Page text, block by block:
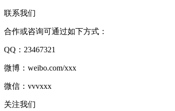
联系我们
合作或咨询可通过如下方式：
QQ：23467321
微博：weibo.com/xxx
微信：vvvxxx
关注我们